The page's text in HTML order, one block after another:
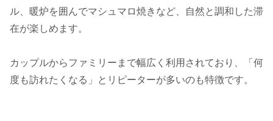
ル、暖炉を囲んでマシュマロ焼きなど、自然と調和した滞
在が楽しめます。
カップルからファミリーまで幅広く利用されており、「何
度も訪れたくなる」とリピーターが多いのも特徴です。